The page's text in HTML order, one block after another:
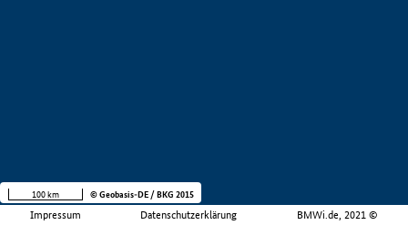
Impressum Datenschutzerklärung BMWi.de, 2021 ©
100 km © Geobasis-DE / BKG 2015